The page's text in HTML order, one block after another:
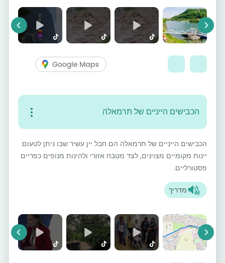
Next
הכבישים הייניים של תרמאלה
הכבישים הייניים של תרמאלה הם חבל יין עשיר שבו ניתן לטעום
יינות מקומיים מצוינים, לצד מטבח אזורי ולהינות מנופים כפריים
פסטורליים.
מדריך
Next